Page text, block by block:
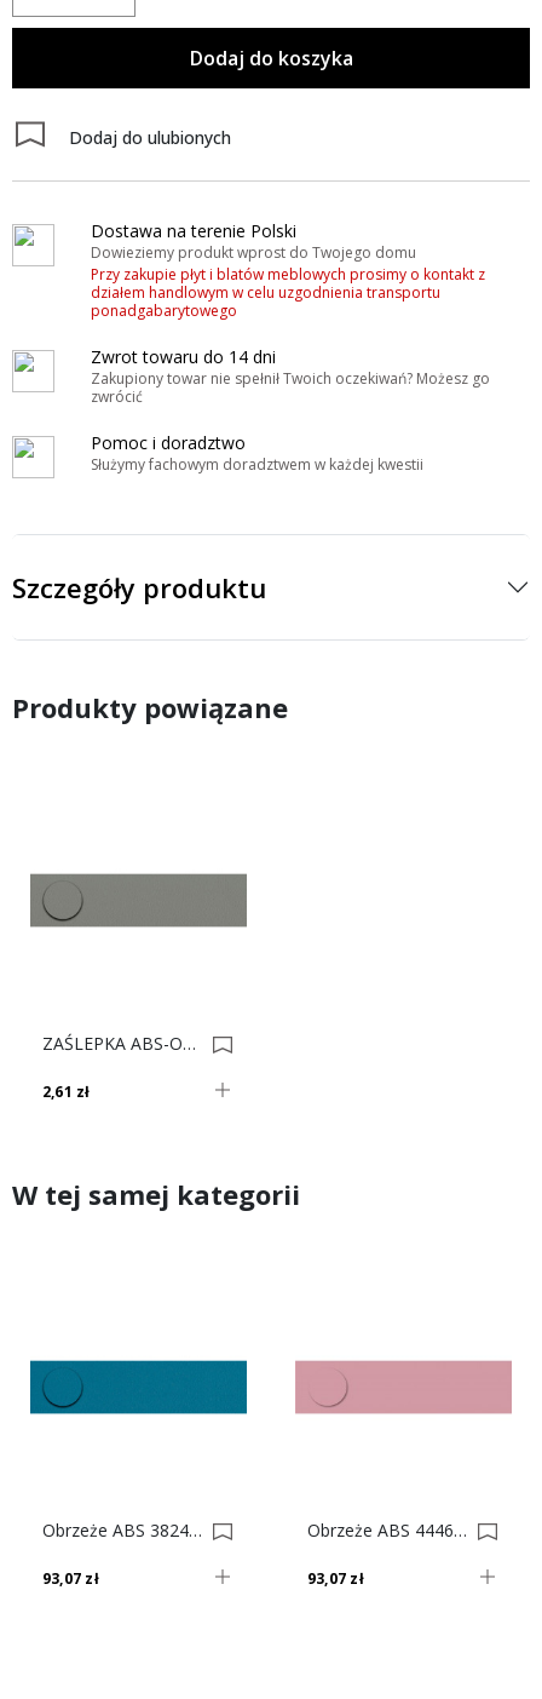
Dodaj do koszyka
Dodaj do ulubionych
Dostawa na terenie Polski
Dowieziemy produkt wprost do Twojego domu
Przy zakupie płyt i blatów meblowych prosimy o kontakt z
działem handlowym w celu uzgodnienia transportu
ponadgabarytowego
Zwrot towaru do 14 dni
Zakupiony towar nie spełnił Twoich oczekiwań? Możesz go
zwrócić
Pomoc i doradztwo
Służymy fachowym doradztwem w każdej kwestii
Szczegóły produktu
Produkty powiązane
ZAŚLEPKA ABS-OW 3189 Truflowy 0004514
2,61 zł
W tej samej kategorii
Obrzeże ABS 3824 Vl Błękit Morski Do Płyty SWISS KRONO 0009534-0002927
93,07 zł
Obrzeże ABS 4446 Vl Pudrowy Róż Do Płyty SWISS KRONO 0022973-0023224
93,07 zł